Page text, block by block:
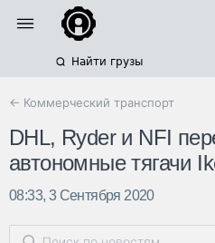
Найти грузы
← Коммерческий транспорт
DHL, Ryder и NFI
автономные тягачи
08:33, 3 Сентября 2020